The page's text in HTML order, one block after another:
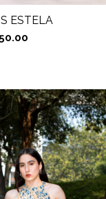
ESTELA